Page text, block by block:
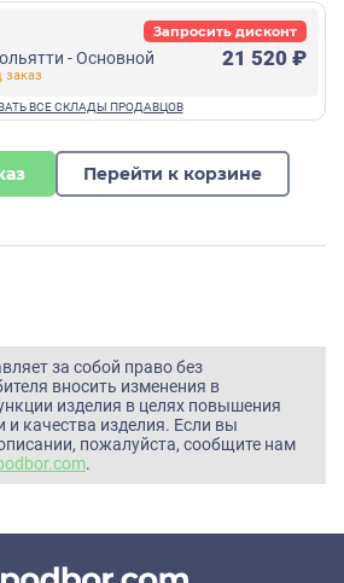
- Основной 21 520 ₽
Запросить дисконт
Перейти к корзине
за собой право без
вносить изменения в
изделия в целях повышения
и качества изделия. Если вы
пожалуйста, сообщите нам
.